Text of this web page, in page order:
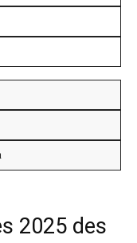
2025 des